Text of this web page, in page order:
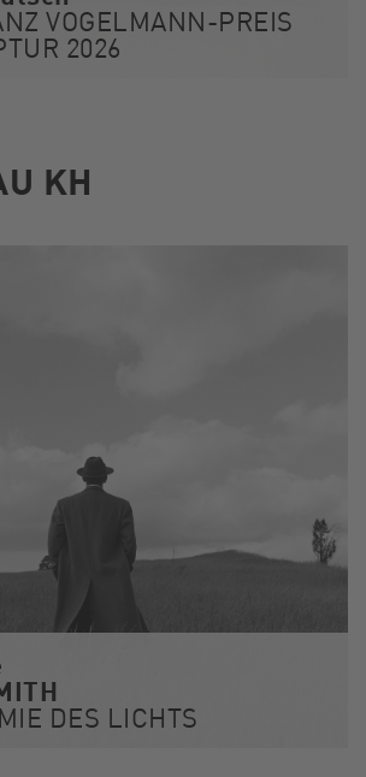
VOGELMANN-PREIS
2026
KH
DES LICHTS